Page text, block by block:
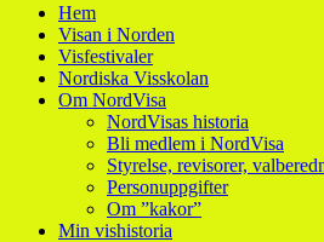
Hem
Visan i Norden
Visfestivaler
Nordiska Visskolan
Om NordVisa
NordVisas historia
Bli medlem i NordVisa
Styrelse, revisorer,
Personuppgifter
Om ”kakor”
Min vishistoria